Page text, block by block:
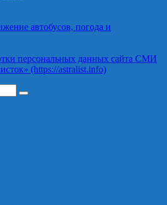
автобусов, погода и
персональных данных сайта СМИ
(https://astralist.info)